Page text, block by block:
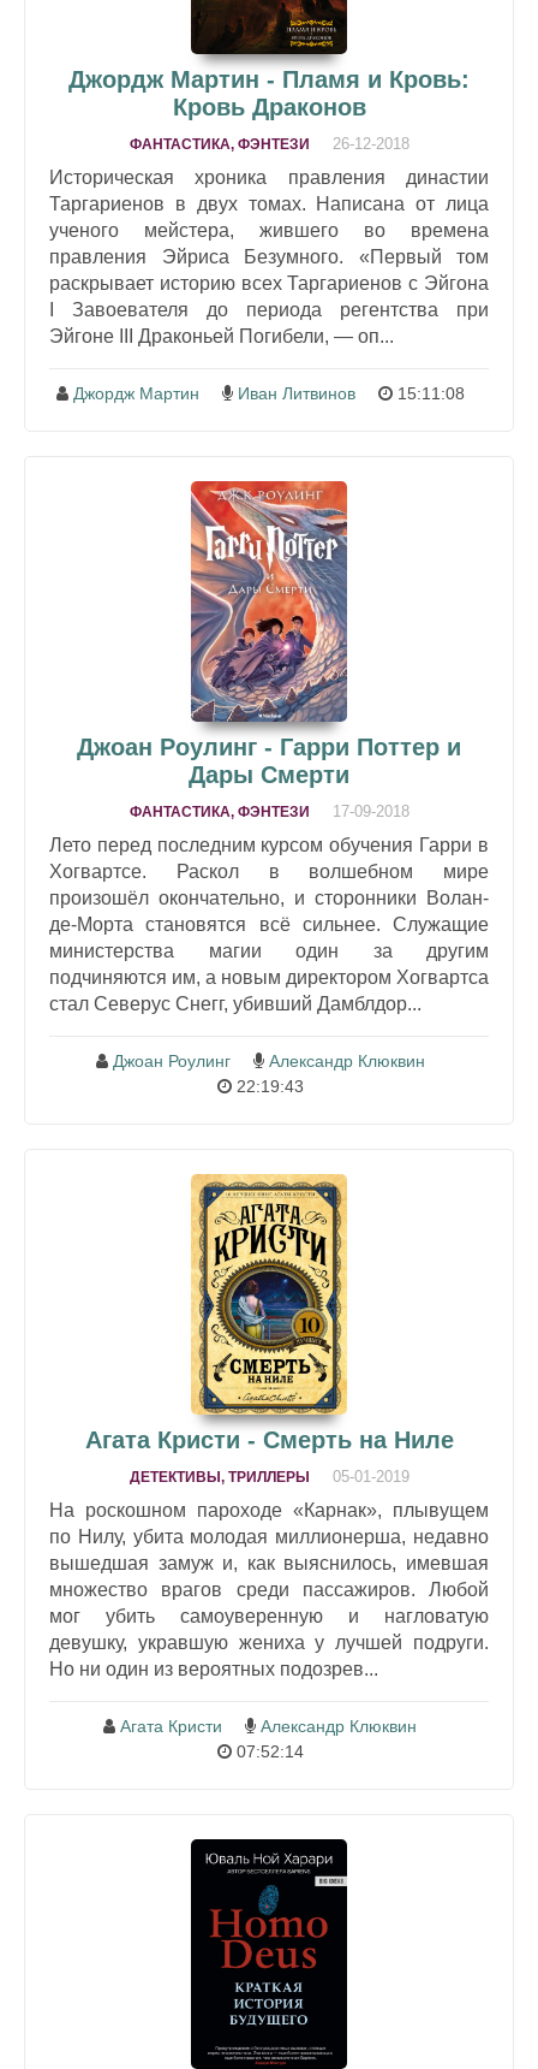
Джордж Мартин - Пламя и Кровь:
Кровь Драконов
ФАНТАСТИКА, ФЭНТЕЗИ 26-12-2018
Историческая хроника правления династии
Таргариенов в двух томах. Написана от лица
ученого мейстера, жившего во времена
правления Эйриса Безумного. «Первый том
раскрывает историю всех Таргариенов с Эйгона
I Завоевателя до периода регентства при
Эйгоне III Драконьей Погибели, — оп...
Джордж Мартин Иван Литвинов 15:11:08
Джоан Роулинг - Гарри Поттер и
Дары Смерти
ФАНТАСТИКА, ФЭНТЕЗИ 17-09-2018
Лето перед последним курсом обучения Гарри в
Хогвартсе. Раскол в волшебном мире
произошёл окончательно, и сторонники Волан-
де-Морта становятся всё сильнее. Служащие
министерства магии один за другим
подчиняются им, а новым директором Хогвартса
стал Северус Снегг, убивший Дамблдор...
Джоан Роулинг
Александр Клюквин
22:19:43
Агата Кристи - Смерть на Ниле
ДЕТЕКТИВЫ, ТРИЛЛЕРЫ 05-01-2019
На роскошном пароходе «Карнак», плывущем
по Нилу, убита молодая миллионерша, недавно
вышедшая замуж и, как выяснилось, имевшая
множество врагов среди пассажиров. Любой
мог убить самоуверенную и нагловатую
девушку, укравшую жениха у лучшей подруги.
Но ни один из вероятных подозрев...
Агата Кристи
Александр Клюквин
07:52:14